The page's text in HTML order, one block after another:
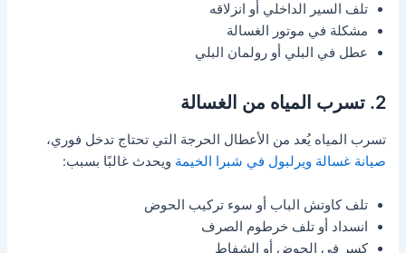
تلف السير الداخلي أو انزلاقه
مشكلة في موتور الغسالة
عطل في البلي أو رولمان البلي
2. تسرب المياه من الغسالة
تسرب المياه يُعد من الأعطال الحرجة التي تحتاج تدخل فوري،
صيانة غسالة ويرلبول في شبرا الخيمة ويحدث غالبًا بسبب:
تلف كاوتش الباب أو سوء تركيب الحوض
انسداد أو تلف خرطوم الصرف
كسر في الحوض أو الشفاط